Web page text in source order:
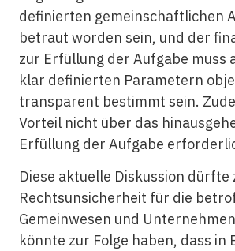
definierten gemeinschaftlichen
betraut worden sein, und der
zur Erfüllung der Aufgabe muss
klar definierten Parametern
transparent bestimmt sein.
Vorteil nicht über das
Erfüllung der Aufgabe
Diese aktuelle Diskussion dürfte
Rechtsunsicherheit für die
Gemeinwesen und
könnte zur Folge haben, dass in